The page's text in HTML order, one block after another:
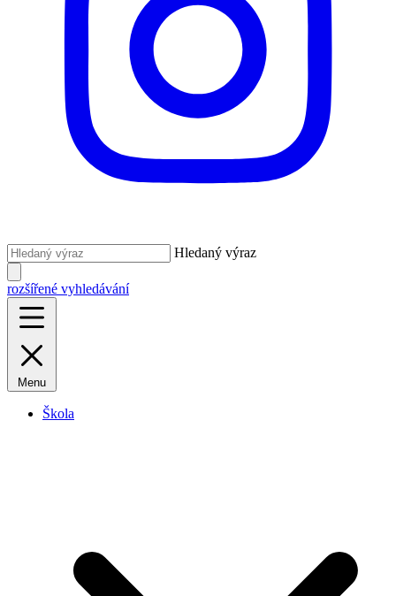
Hledaný výraz
rozšířené vyhledávání
Menu
Škola